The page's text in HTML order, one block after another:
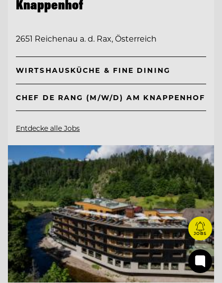
Knappenhof
2651 Reichenau a. d. Rax, Österreich
WIRTSHAUSKÜCHE & FINE DINING
CHEF DE RANG (M/W/D) AM KNAPPENHOF
Entdecke alle Jobs
JOBS